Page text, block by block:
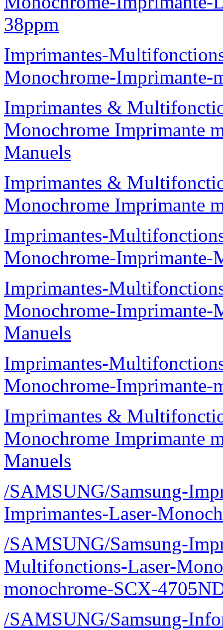
38ppm
Imprimantes-
Monochrome-
Imprimantes &
Monochrome Imprimante
Manuels
Imprimantes &
Monochrome Imprimante
Imprimantes-
Monochrome-
Imprimantes-
Monochrome-
Manuels
Imprimantes-
Monochrome-
Imprimantes &
Monochrome Imprimante
Manuels
/SAMSUNG/Samsung-
Imprimantes-Laser-
/SAMSUNG/Samsung-
Multifonctions-Laser-
monochrome-SCX-
/SAMSUNG/Samsung-